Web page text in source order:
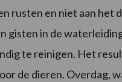
rusten en niet aan het
gisten in de
te reinigen. Het
de dieren. Overdag,